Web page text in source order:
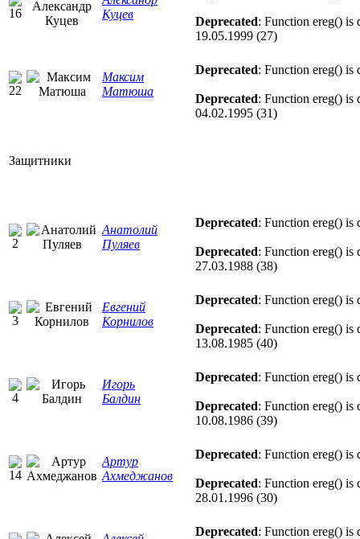
Куцев
Deprecated: Function ereg() is
19.05.1999 (27)
Максим
Матюша
Deprecated: Function ereg() is
Deprecated: Function ereg() is
04.02.1995 (31)
Защитники
Анатолий
Пуляев
Deprecated: Function ereg() is
Deprecated: Function ereg() is
27.03.1988 (38)
Евгений
Корнилов
Deprecated: Function ereg() is
Deprecated: Function ereg() is
13.08.1985 (40)
Игорь
Балдин
Deprecated: Function ereg() is
Deprecated: Function ereg() is
10.08.1986 (39)
Артур
Ахмеджанов
Deprecated: Function ereg() is
Deprecated: Function ereg() is
28.01.1996 (30)
Deprecated: Function ereg() is